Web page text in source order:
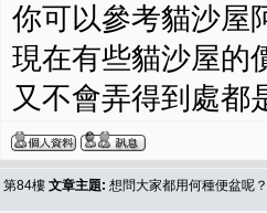
你可以參考貓沙屋
現在有些貓沙屋的
又不會弄得到處都
第84樓 文章主題: 想問大家都用何種便盆呢？